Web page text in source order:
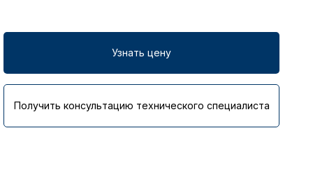
Узнать цену
Получить консультацию технического специалиста